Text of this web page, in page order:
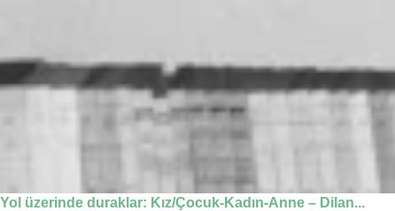
Yol üzerinde duraklar: Kız/Çocuk-Kadın-Anne – Dilan...